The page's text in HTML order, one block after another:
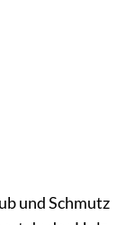
und Schmutz